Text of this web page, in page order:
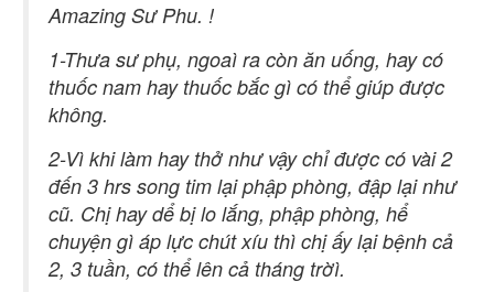
Amazing Sư Phu. !
1-Thưa sư phụ, ngoaì ra còn ăn uống, hay có
thuốc nam hay thuốc bắc gì có thể giúp được
không.
2-Vì khi làm hay thở như vậy chỉ được có vài 2
đến 3 hrs song tim lại phập phòng, đập lại như
cũ. Chị hay dể bị lo lắng, phập phòng, hể
chuyện gì áp lực chút xíu thì chị ấy lại bệnh cả
2, 3 tuần, có thể lên cả tháng trờì.